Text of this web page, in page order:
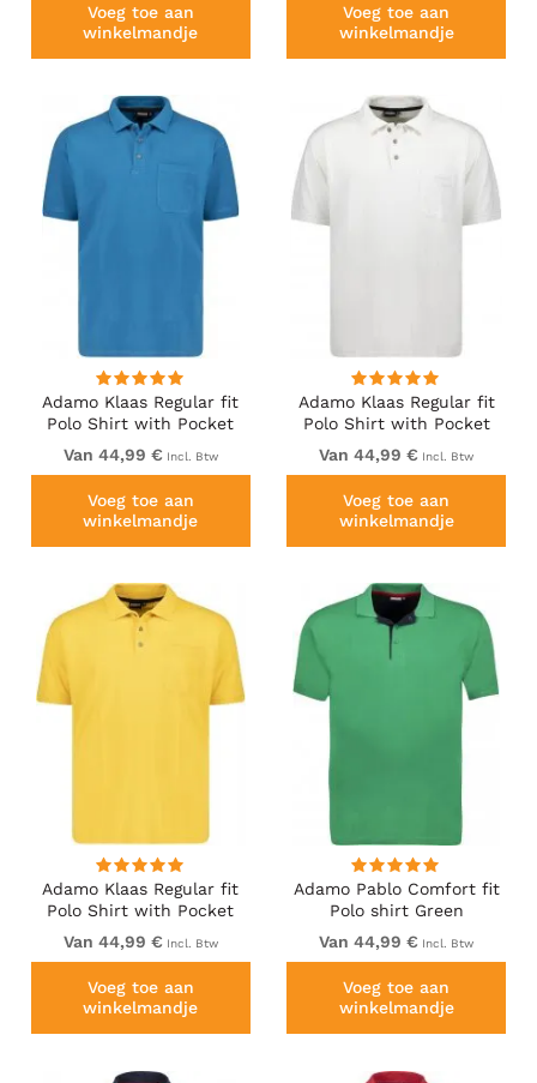
Voeg toe aan
winkelmandje
Voeg toe aan
winkelmandje
Adamo Klaas Regular fit
Polo Shirt with Pocket
Petrol
Van 44,99 € Incl. Btw
Voeg toe aan
winkelmandje
Adamo Klaas Regular fit
Polo Shirt with Pocket
White
Van 44,99 € Incl. Btw
Voeg toe aan
winkelmandje
Adamo Klaas Regular fit
Polo Shirt with Pocket
Yellow
Van 44,99 € Incl. Btw
Voeg toe aan
winkelmandje
Adamo Pablo Comfort fit
Polo shirt Green
Van 44,99 € Incl. Btw
Voeg toe aan
winkelmandje